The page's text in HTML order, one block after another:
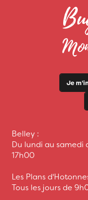
Je
Belley :
Du lundi au samedi
17h00
Les Plans
Tous les jours de